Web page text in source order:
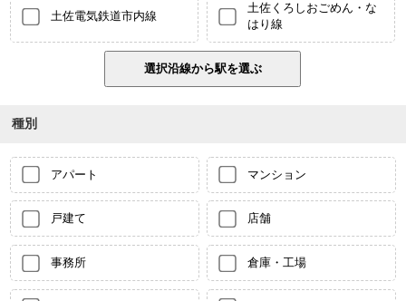
土佐電気鉄道市内線
土佐くろしおごめん・な
はり線
種別
アパート マンション
戸建て 店舗
事務所 倉庫・工場